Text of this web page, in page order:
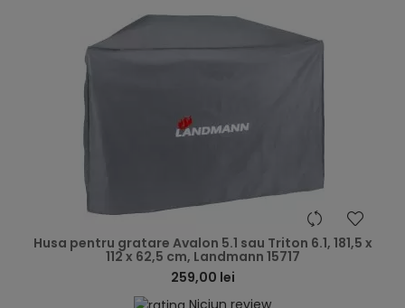
Husa pentru gratare Avalon 5.1 sau Triton 6.1, 181,5 x
112 x 62,5 cm, Landmann 15717
259,00 lei
Niciun review